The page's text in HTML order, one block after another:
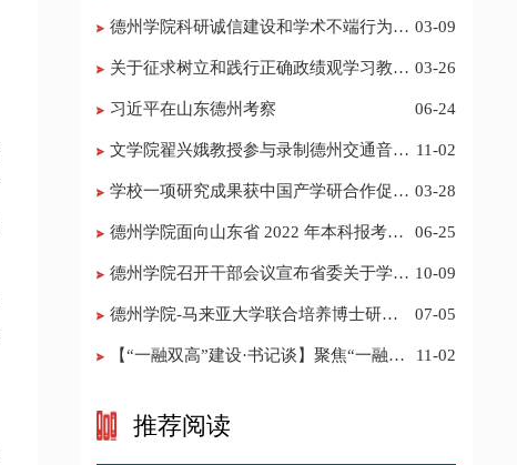
03-09
03-26
习近平在山东德州考察 06-24
11-02
03-28
06-25
10-09
07-05
11-02
推荐阅读